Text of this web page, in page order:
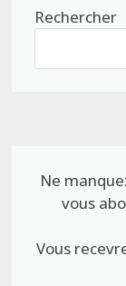
Rechercher
Ne
vous
Vous